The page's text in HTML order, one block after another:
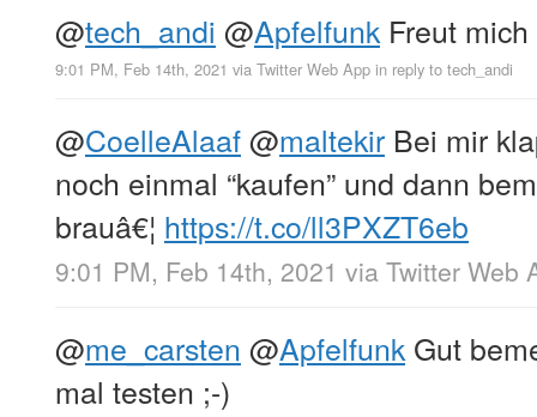
@tech_andi @Apfelfunk Freut
9:01 PM, Feb 14th, 2021 via Twitter Web App in reply to tech_andi
@CoelleAlaaf@maltekir Bei mir
noch einmal “kaufen” und dann
brauâ€¦ https://t.co/ll3PXZT6eb
9:01 PM, Feb 14th, 2021 via Twitter Web
@me_carsten @Apfelfunk Gut
mal testen ;-)